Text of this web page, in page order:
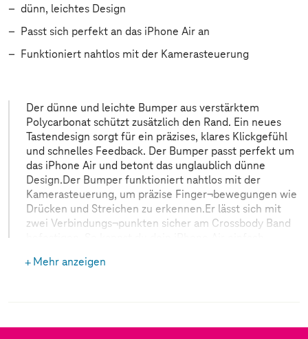
dünn, leichtes Design
Passt sich perfekt an das iPhone Air an
Funktioniert nahtlos mit der Kamerasteuerung
Der dünne und leichte Bumper aus verstärktem
Polycarbonat schützt zusätzlich den Rand. Ein neues
Tastendesign sorgt für ein präzises, klares Klickgefühl
und schnelles Feedback. Der Bumper passt perfekt um
das iPhone Air und betont das unglaublich dünne
Design.Der Bumper funktioniert nahtlos mit der
Kamerasteuerung, um präzise Finger¬bewegungen wie
Drücken und Streichen zu erkennen.Er lässt sich mit
zwei Verbindungs¬punkten sicher am Crossbody Band
Mehr anzeigen